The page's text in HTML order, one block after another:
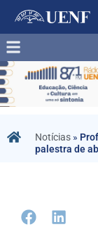
Notícias »
palestra de